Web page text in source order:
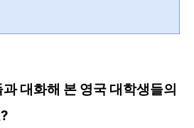
대화해 본 영국 대 학생들의